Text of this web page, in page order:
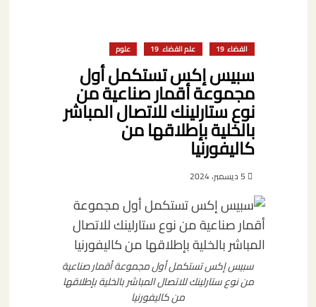
الفضاء علم الفضاء علوم
سبيس إكس تستكمل أول
مجموعة أقمار صناعية من
نوع ستارلينك للاتصال المباشر
بالخلية بإطلاقها من
كاليفورنيا
5 ديسمبر، 2024
سبيس إكس تستكمل أول مجموعة أقمار صناعية
من نوع ستارلينك للاتصال المباشر بالخلية بإطلاقها
من كاليفورنيا